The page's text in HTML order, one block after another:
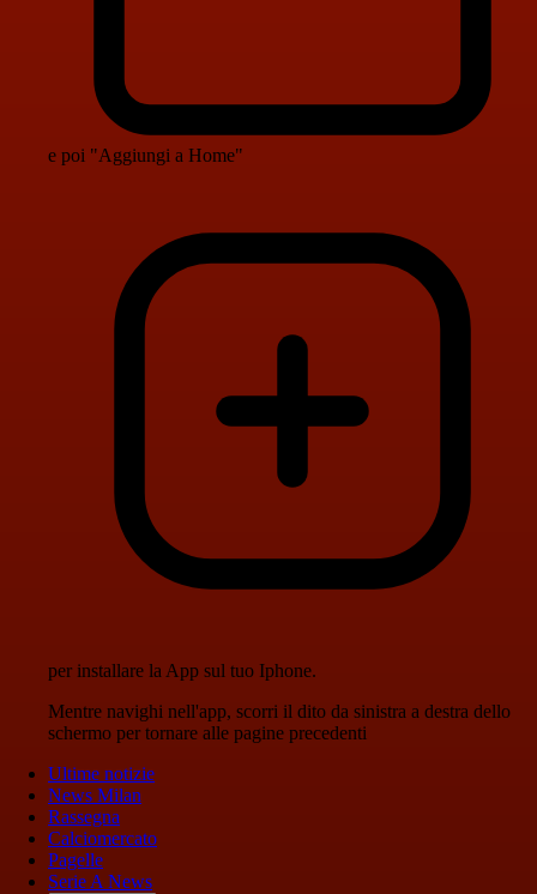
e poi "Aggiungi a Home"
per installare la App sul tuo Iphone.
Mentre navighi nell'app, scorri il dito da sinistra a destra dello
schermo per tornare alle pagine precedenti
Ultime notizie
News Milan
Rassegna
Calciomercato
Pagelle
Serie A News